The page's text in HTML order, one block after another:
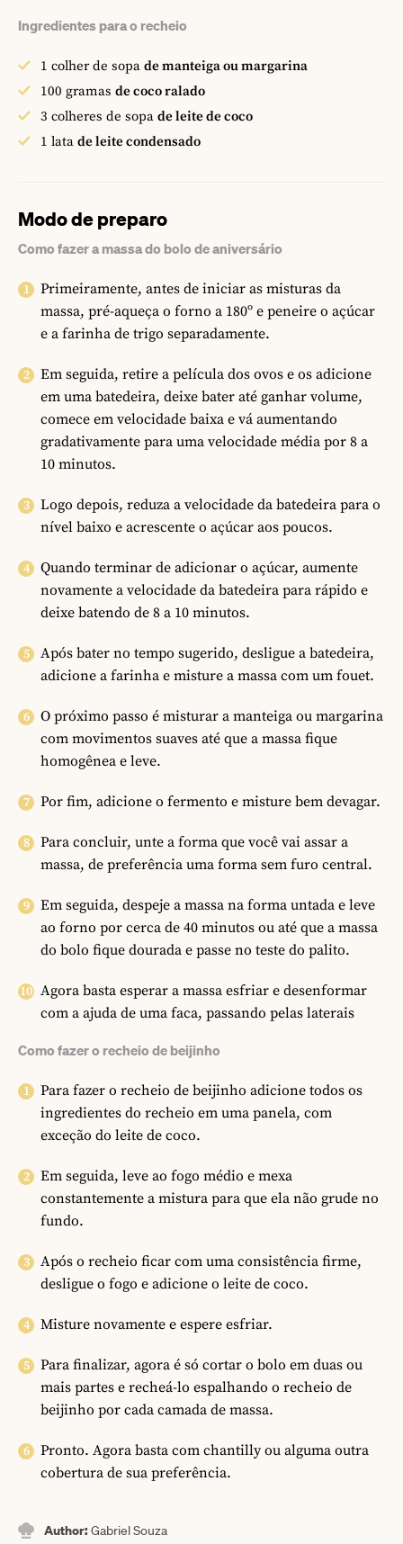
Ingredientes para o recheio
1 colher de sopa de manteiga ou margarina
100 gramas de coco ralado
3 colheres de sopa de leite de coco
1 lata de leite condensado
Modo de preparo
Como fazer a massa do bolo de aniversário
Primeiramente, antes de iniciar as misturas da
massa, pré-aqueça o forno a 180º e peneire o açúcar
e a farinha de trigo separadamente.
Em seguida, retire a película dos ovos e os adicione
em uma batedeira, deixe bater até ganhar volume,
comece em velocidade baixa e vá aumentando
gradativamente para uma velocidade média por 8 a
10 minutos.
Logo depois, reduza a velocidade da batedeira para o
nível baixo e acrescente o açúcar aos poucos.
Quando terminar de adicionar o açúcar, aumente
novamente a velocidade da batedeira para rápido e
deixe batendo de 8 a 10 minutos.
Após bater no tempo sugerido, desligue a batedeira,
adicione a farinha e misture a massa com um fouet.
O próximo passo é misturar a manteiga ou margarina
com movimentos suaves até que a massa fique
homogênea e leve.
Por fim, adicione o fermento e misture bem devagar.
Para concluir, unte a forma que você vai assar a
massa, de preferência uma forma sem furo central.
Em seguida, despeje a massa na forma untada e leve
ao forno por cerca de 40 minutos ou até que a massa
do bolo fique dourada e passe no teste do palito.
Agora basta esperar a massa esfriar e desenformar
com a ajuda de uma faca, passando pelas laterais
Como fazer o recheio de beijinho
Para fazer o recheio de beijinho adicione todos os
ingredientes do recheio em uma panela, com
exceção do leite de coco.
Em seguida, leve ao fogo médio e mexa
constantemente a mistura para que ela não grude no
fundo.
Após o recheio ficar com uma consistência firme,
desligue o fogo e adicione o leite de coco.
Misture novamente e espere esfriar.
Para finalizar, agora é só cortar o bolo em duas ou
mais partes e recheá-lo espalhando o recheio de
beijinho por cada camada de massa.
Pronto. Agora basta com chantilly ou alguma outra
cobertura de sua preferência.
Author:Gabriel Souza